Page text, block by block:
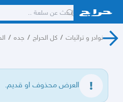
نوادر و تراثيات / كل الحراج / جده /
العرض محذوف او قديم.